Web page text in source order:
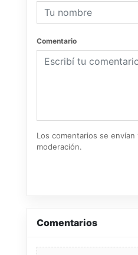
Comentario
Los comentarios se
moderación.
Comentarios